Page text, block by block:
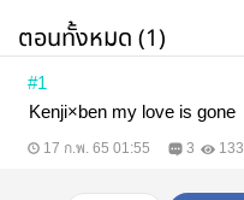
ตอนทั้งหมด (1)
#1
Kenji×ben my love is gone
17 ก.พ. 65 01:55 3 133